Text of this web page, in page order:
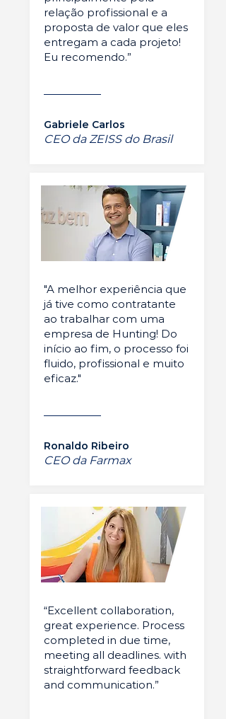
relação profissional e a
proposta de valor que eles
entregam a cada projeto!
Eu recomendo.”
Gabriele Carlos
CEO da ZEISS do Brasil
"A melhor experiência que
já tive como contratante
ao trabalhar com uma
empresa de Hunting! Do
início ao fim, o processo foi
fluido, profissional e muito
eficaz."
Ronaldo Ribeiro
CEO da Farmax
“Excellent collaboration,
great experience. Process
completed in due time,
meeting all deadlines. with
straightforward feedback
and communication.”